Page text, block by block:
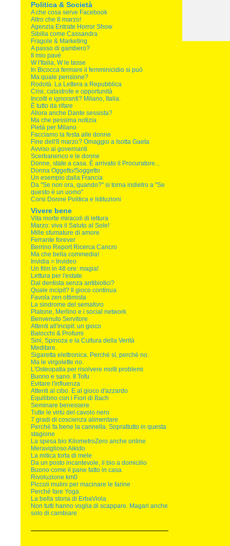
Politica & Società
A che cosa serve Facebook
Altro che 8 marzo!
Agenzia Entrate Horror Show
Sibilla come Cassandra
Fragole & Marketing
A passo di gambero?
Il mio pavé
W l'Italia, W le tasse
In Bicocca fermare il femminicidio si può
Ma quale pensione?
Rodotà. La Lettera a Repubblica
Crisi, catastrofe e opportunità
Incolti e ignoranti? Milano, Italia.
È tutto da rifare
Allora anche Dante sessista?
Ma che pessima notizia
Pietà per Milano
Facciamo la festa alle donne
Fine dell'8 marzo? Omaggio a Isotta Gaeta
Avviso ai governanti
Scerbanenco e le donne
Donne, state a casa. È arrivato il Procuratore...
Donna Oggetto/Soggetto
Un esempio dalla Francia
Da "Se non ora, quando?" si torna indietro a "Se
questo è un uomo"
Corsi Donne Politica e Istituzioni
Vivere bene
Vita morte miracoli di lettura
Marzo: viva il Saluto al Sole!
Mille sfumature di amore
Ferrante forever
Berrino Report Ricerca Cancro
Ma che bella commedia!
Invidia = Invideo
Un film in 48 ore: magia!
Lettura per l'estate
Dal dentista senza antibiotici?
Quale incipit? Il gioco continua
Favola zen ottimista
La sindrome del semaforo
Platone, Merlino e i social network
Benvenuto Servitore
Attenti all'incipit: un gioco
Balocchi & Profumi
Sini, Spinoza e la Cultura della Verità
Meditare.
Sigaretta elettronica. Perché sì, perché no.
Ma le virgolette no.
L'Osteopatia per risolvere molti problemi
Buono e sano. Il Tofu
Evitare l'influenza
Attenti al cibo. E al gioco d'azzardo
Equilibrio con i Fiori di Bach
Seminare benessere
Tutte le virtù del cavolo nero
7 gradi di coscienza alimentare
Perché fa bene la cannella. Soprattutto in questa
stagione
La spesa bio KilometroZero anche online
Meraviglioso Aikido
La mitica torta di mele
Da un posto incantevole, il bio a domicilio
Buono come il pane fatto in casa
Rivoluzione km0
Piccoli mulini per macinare le farine
Perché fare Yoga
La bella storia di ErbaViola
Non tutti hanno voglia di scappare. Magari anche
solo di cambiare